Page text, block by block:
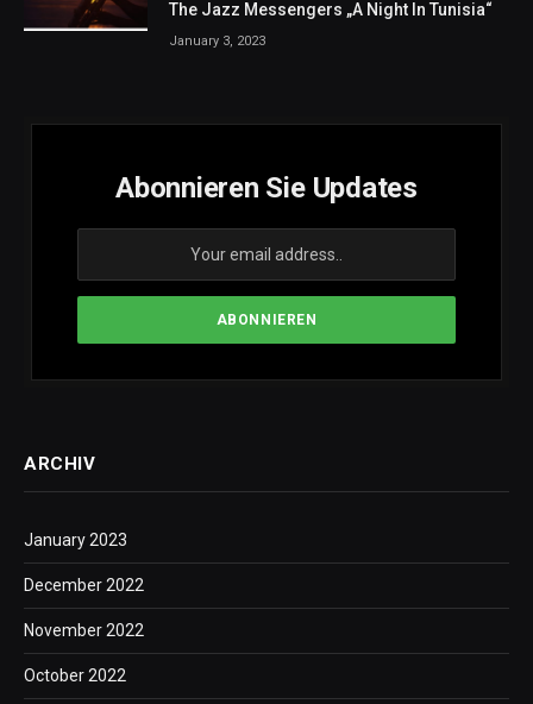
The Jazz Messengers „A Night In Tunisia“
January 3, 2023
Abonnieren Sie Updates
ARCHIV
January 2023
December 2022
November 2022
October 2022